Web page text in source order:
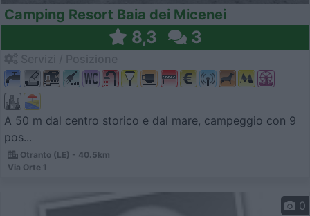
Camping Resort Baia dei Micenei
8,3 3
A 50 m dal centro storico e dal mare, campeggio con 9
pos...
Otranto (LE) - 40.5km
Via Orte 1
0